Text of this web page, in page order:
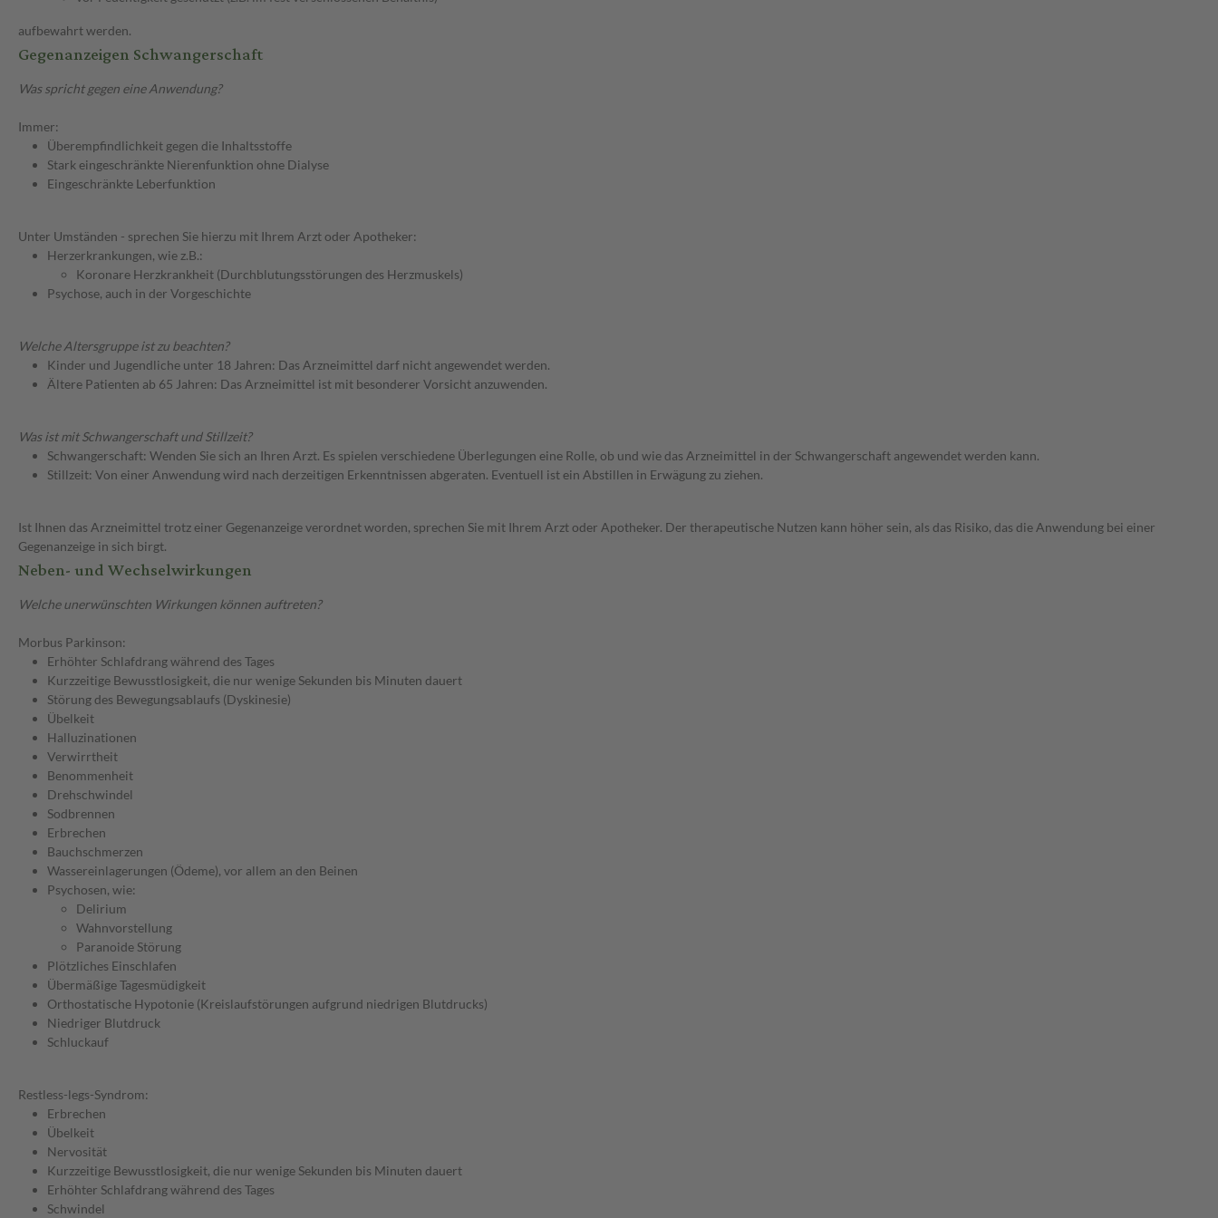
aufbewahrt werden.
Gegenanzeigen Schwangerschaft
Was spricht gegen eine Anwendung?
Immer:
Überempfindlichkeit gegen die Inhaltsstoffe
Stark eingeschränkte Nierenfunktion ohne Dialyse
Eingeschränkte Leberfunktion
Unter Umständen - sprechen Sie hierzu mit Ihrem Arzt oder Apotheker:
Herzerkrankungen, wie z.B.:
Koronare Herzkrankheit (Durchblutungsstörungen des Herzmuskels)
Psychose, auch in der Vorgeschichte
Welche Altersgruppe ist zu beachten?
Kinder und Jugendliche unter 18 Jahren: Das Arzneimittel darf nicht angewendet werden.
Ältere Patienten ab 65 Jahren: Das Arzneimittel ist mit besonderer Vorsicht anzuwenden.
Was ist mit Schwangerschaft und Stillzeit?
Schwangerschaft: Wenden Sie sich an Ihren Arzt. Es spielen verschiedene Überlegungen eine Rolle, ob und wie das Arzneimittel in der Schwangerschaft angewendet werden kann.
Stillzeit: Von einer Anwendung wird nach derzeitigen Erkenntnissen abgeraten. Eventuell ist ein Abstillen in Erwägung zu ziehen.
Ist Ihnen das Arzneimittel trotz einer Gegenanzeige verordnet worden, sprechen Sie mit Ihrem Arzt oder Apotheker. Der therapeutische Nutzen kann höher sein, als das Risiko, das die Anwendung bei einer
Gegenanzeige in sich birgt.
Neben- und Wechselwirkungen
Welche unerwünschten Wirkungen können auftreten?
Morbus Parkinson:
Erhöhter Schlafdrang während des Tages
Kurzzeitige Bewusstlosigkeit, die nur wenige Sekunden bis Minuten dauert
Störung des Bewegungsablaufs (Dyskinesie)
Übelkeit
Halluzinationen
Verwirrtheit
Benommenheit
Drehschwindel
Sodbrennen
Erbrechen
Bauchschmerzen
Wassereinlagerungen (Ödeme), vor allem an den Beinen
Psychosen, wie:
Delirium
Wahnvorstellung
Paranoide Störung
Plötzliches Einschlafen
Übermäßige Tagesmüdigkeit
Orthostatische Hypotonie (Kreislaufstörungen aufgrund niedrigen Blutdrucks)
Niedriger Blutdruck
Schluckauf
Restless-legs-Syndrom:
Erbrechen
Übelkeit
Nervosität
Kurzzeitige Bewusstlosigkeit, die nur wenige Sekunden bis Minuten dauert
Erhöhter Schlafdrang während des Tages
Schwindel